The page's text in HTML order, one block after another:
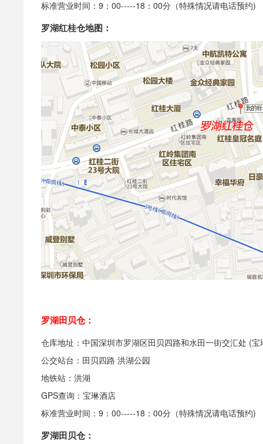
标准营业时间：9：00-----18：00分（特殊情况请电话预约)
罗湖红桂仓地图：
罗湖田贝仓：
仓库地址：中国深圳市罗湖区田贝四路和水田一街交汇处 (宝
公交站台：田贝四路 洪湖公园
地铁站：洪湖
GPS查询：宝琳酒店
标准营业时间：9：00-----18：00分（特殊情况请电话预约)
罗湖田贝仓：